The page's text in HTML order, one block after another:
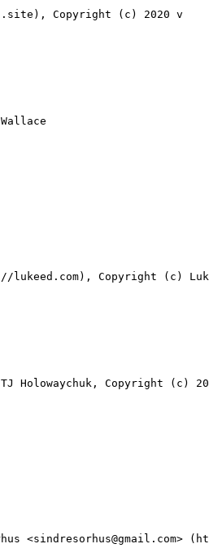
Copyright (c) 2020 v
Copyright (c) Luke
Holowaychuk, Copyright (c)
<sindresorhus@gmail.com>